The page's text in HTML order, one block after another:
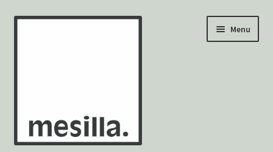
Ga
Ga
Menu